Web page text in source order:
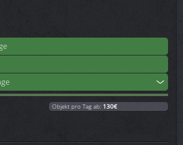
Objekt pro Tag ab: 130€